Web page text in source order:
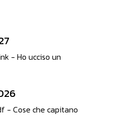
- Ho ucciso un
- Cose che capitano